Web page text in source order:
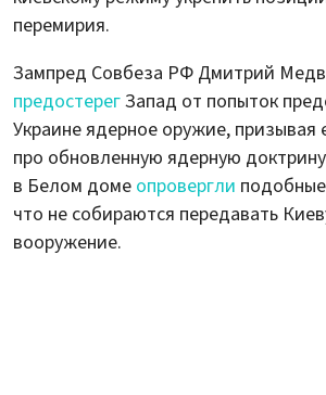
перемирия.
Зампред Совбеза РФ Дмитрий
предостерегЗапад от попыток
Украине ядерное оружие, призывая
про обновленную ядерную
в Белом доме опровергли
что не собираются передавать
вооружение.